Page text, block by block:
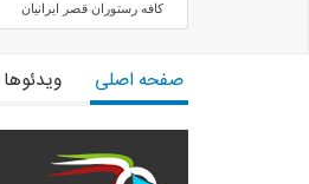
كافه رستوران قصر ايرانيان
صفحه اصلی ویدئوها